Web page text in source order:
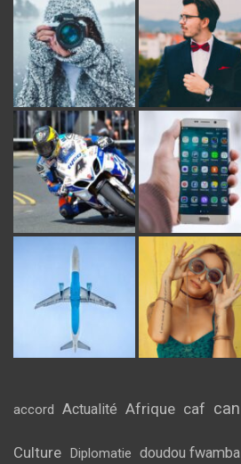
accord Actualité Afrique caf can
Culture Diplomatie doudou fwamba